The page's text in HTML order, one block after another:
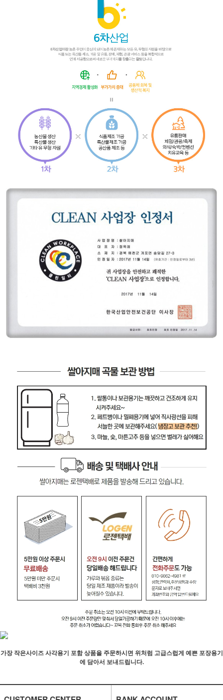
가장 작은사이즈 사각용기 포함 상품을 주문하시면 위처럼 고급스럽게 예쁜 포장용기
에 담아서 보내드립니다.